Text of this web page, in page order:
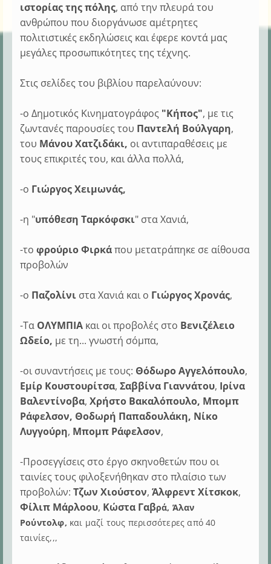
ιστορίας της πόλης, από την πλευρά του
ανθρώπου που διοργάνωσε αμέτρητες
πολιτιστικές εκδηλώσεις και έφερε κοντά μας
μεγάλες προσωπικότητες της τέχνης.
Στις σελίδες του βιβλίου παρελαύνουν:
-ο Δημοτικός Κινηματογράφος "Κήπος", με τις
ζωντανές παρουσίες του Παντελή Βούλγαρη,
του Μάνου Χατζιδάκι, οι αντιπαραθέσεις με
τους επικριτές του, και άλλα πολλά,
-ο Γιώργος Χειμωνάς,
-η "υπόθεση Ταρκόφσκι" στα Χανιά,
-το φρούριο Φιρκάπου μετατράπηκε σε αίθουσα
προβολών
-ο Παζολίνι στα Χανιά και ο Γιώργος Χρονάς,
-Τα ΟΛΥΜΠΙΑ και οι προβολές στο Βενιζέλειο
Ωδείο, με τη... γνωστή σόμπα,
-οι συναντήσεις με τους: Θόδωρο Αγγελόπουλο,
Εμίρ Κουστουρίτσα, Σαββίνα Γιαννάτου, Ιρίνα
Βαλεντίνοβα, Χρήστο Βακαλόπουλο, Μπομπ
Ράφελσον, Θοδωρή Παπαδουλάκη, Νίκο
Λυγγούρη, Μπομπ Ράφελσον,
-Προσεγγίσεις στο έργο σκηνοθετών που οι
ταινίες τους φιλοξενήθηκαν στο πλαίσιο των
προβολών: Τζων Χιούστον, Άλφρεντ Χίτσκοκ,
Φίλιπ Μάρλοου, Κώστα Γαβρά, Άλαν
Ρούντολφ, και μαζί τους περισσότερες από 40
ταινίες,,,